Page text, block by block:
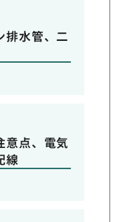
排水管、二
意点、電気
線